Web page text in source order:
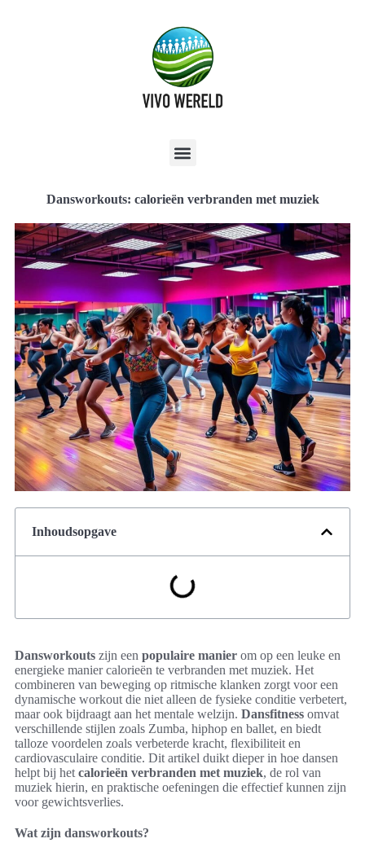
Dansworkouts: calorieën verbranden met muziek
Inhoudsopgave
Dansworkouts zijn een populaire manier om op een leuke en
energieke manier calorieën te verbranden met muziek. Het
combineren van beweging op ritmische klanken zorgt voor een
dynamische workout die niet alleen de fysieke conditie verbetert,
maar ook bijdraagt aan het mentale welzijn. Dansfitness omvat
verschillende stijlen zoals Zumba, hiphop en ballet, en biedt
talloze voordelen zoals verbeterde kracht, flexibiliteit en
cardiovasculaire conditie. Dit artikel duikt dieper in hoe dansen
helpt bij het calorieën verbranden met muziek, de rol van
muziek hierin, en praktische oefeningen die effectief kunnen zijn
voor gewichtsverlies.
Wat zijn dansworkouts?